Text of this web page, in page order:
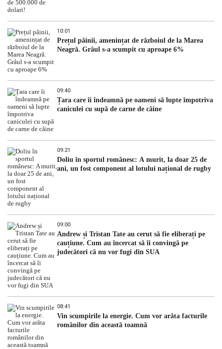
10:01
Prețul pâinii, amenințat de războiul de la Marea
Neagră. Grâul s-a scumpit cu aproape 6%
09:40
Țara care îi îndeamnă pe oameni să lupte împotriva
caniculei cu supă de carne de câine
09:21
Doliu în sportul românesc: A murit, la doar 25 de
ani, un fost component al lotului național de rugby
09:00
Andrew și Tristan Tate au cerut să fie eliberați pe
cauțiune. Cum au încercat să îi convingă pe
judecători că nu vor fugi din SUA
08:41
Vin scumpirile la energie. Cum vor arăta facturile
românilor din această toamnă